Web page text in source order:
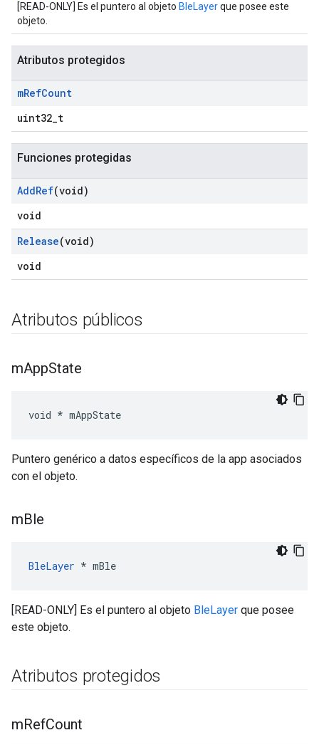
[READ-ONLY] Es el puntero al objeto BleLayerque posee este
objeto.
Atributos protegidos
mRefCount
uint32_t
Funciones protegidas
AddRef(void)
void
Release(void)
void
Atributos públicos
mAppState
void * mAppState
Puntero genérico a datos específicos de la app asociados
con el objeto.
mBle
BleLayer * mBle
[READ-ONLY] Es el puntero al objeto BleLayer que posee
este objeto.
Atributos protegidos
mRefCount